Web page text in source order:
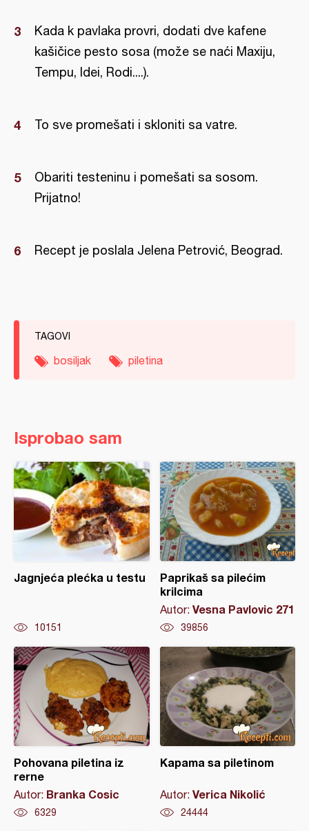
Kada k pavlaka provri, dodati dve kafene
kašičice pesto sosa (može se naći Maxiju,
Tempu, Idei, Rodi....).
To sve promešati i skloniti sa vatre.
Obariti testeninu i pomešati sa sosom.
Prijatno!
Recept je poslala Jelena Petrović, Beograd.
TAGOVI
bosiljak piletina
Isprobao sam
Jagnjeća plećka u testu
10151
Paprikaš sa pilećim
krilcima
Autor: Vesna Pavlovic 271
39856
Pohovana piletina iz
rerne
Autor: Branka Cosic
6329
Kapama sa piletinom
Autor: Verica Nikolić
24444